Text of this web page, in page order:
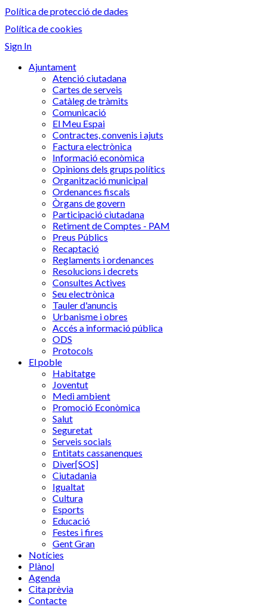
Política de protecció de dades
Política de cookies
Sign In
Ajuntament
Atenció ciutadana
Cartes de serveis
Catàleg de tràmits
Comunicació
El Meu Espai
Contractes, convenis i ajuts
Factura electrònica
Informació econòmica
Opinions dels grups polítics
Organització municipal
Ordenances fiscals
Òrgans de govern
Participació ciutadana
Retiment de Comptes - PAM
Preus Públics
Recaptació
Reglaments i ordenances
Resolucions i decrets
Consultes Actives
Seu electrònica
Tauler d'anuncis
Urbanisme i obres
Accés a informació pública
ODS
Protocols
El poble
Habitatge
Joventut
Medi ambient
Promoció Econòmica
Salut
Seguretat
Serveis socials
Entitats cassanenques
Diver[SOS]
Ciutadania
Igualtat
Cultura
Esports
Educació
Festes i fires
Gent Gran
Notícies
Plànol
Agenda
Cita prèvia
Contacte